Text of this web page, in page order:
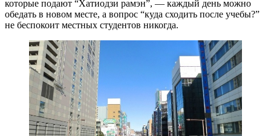
которые подают “Хатиодзи рамэн”, — каждый день можно
обедать в новом месте, а вопрос “куда сходить после учебы?”
не беспокоит местных студентов никогда.